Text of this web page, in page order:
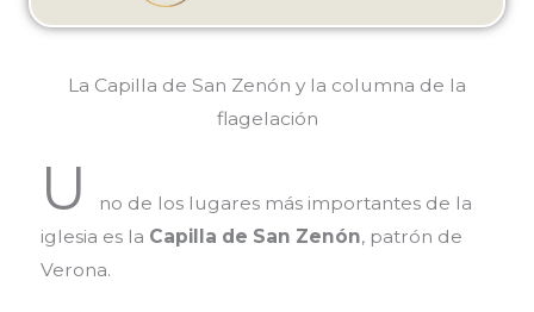
La Capilla de San Zenón y la columna de la
flagelación
U
no de los lugares más importantes de la
iglesia es la Capilla de San Zenón, patrón de
Verona.